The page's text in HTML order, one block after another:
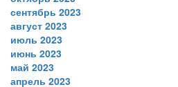
сентябрь 2023
август 2023
июль 2023
июнь 2023
май 2023
апрель 2023